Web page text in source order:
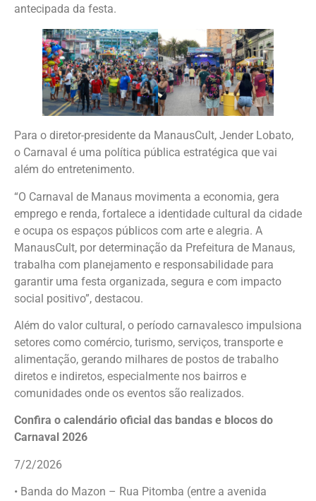
antecipada da festa.
Para o diretor-presidente da ManausCult, Jender Lobato,
o Carnaval é uma política pública estratégica que vai
além do entretenimento.
“O Carnaval de Manaus movimenta a economia, gera
emprego e renda, fortalece a identidade cultural da cidade
e ocupa os espaços públicos com arte e alegria. A
ManausCult, por determinação da Prefeitura de Manaus,
trabalha com planejamento e responsabilidade para
garantir uma festa organizada, segura e com impacto
social positivo”, destacou.
Além do valor cultural, o período carnavalesco impulsiona
setores como comércio, turismo, serviços, transporte e
alimentação, gerando milhares de postos de trabalho
diretos e indiretos, especialmente nos bairros e
comunidades onde os eventos são realizados.
Confira o calendário oficial das bandas e blocos do
Carnaval 2026
7/2/2026
• Banda do Mazon – Rua Pitomba (entre a avenida